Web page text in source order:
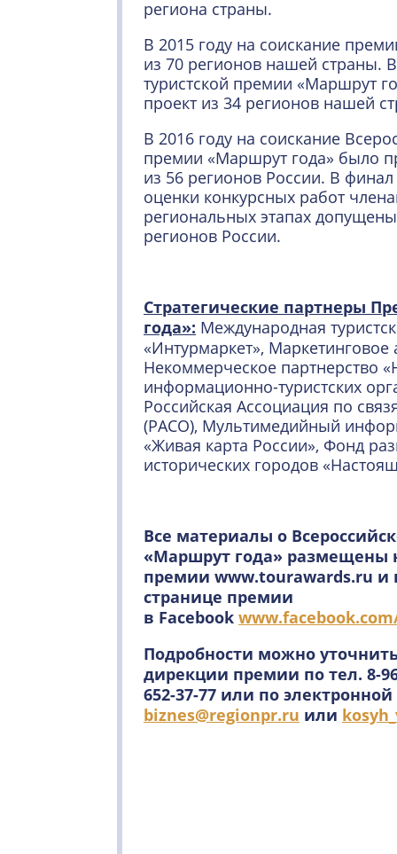
региона страны.
В 2015 году на соискание
из 70 регионов нашей страны.
туристской премии «Маршрут
проект из 34 регионов нашей
В 2016 году на соискание
премии «Маршрут года» было
из 56 регионов России. В
оценки конкурсных работ
региональных этапах
регионов России.
Стратегические партнеры
года»: Международная
«Интурмаркет», Маркетинговое
Некоммерческое партнерство
информационно-туристских
Российская Ассоциация по
(РАСО), Мультимедийный
«Живая карта России», Фонд
исторических городов
Все материалы о
«Маршрут года» размещены
премии www.tourawards.ru
странице премии
в Facebook
Подробности можно
дирекции премии по тел. 8-
652-37-77 или по
biznes@regionpr.ru или